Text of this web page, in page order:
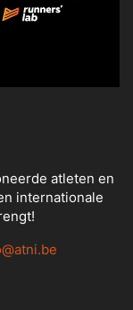
atleten en
internationale